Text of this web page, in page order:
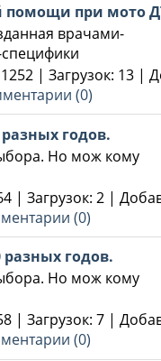
помощи при мото
врачами-
1252 | Загрузок: 13 |
(0)
годов.
Но мож кому
| Загрузок: 2 |
(0)
разных годов.
Но мож кому
| Загрузок: 7 |
(0)